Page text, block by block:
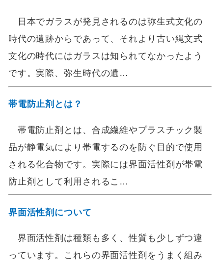
日本でガラスが発見されるのは弥生式文化の
時代の遺跡からであって、それより古い縄文式
文化の時代にはガラスは知られてなかったよう
です。実際、弥生時代の遺…
帯電防止剤とは？
帯電防止剤とは、合成繊維やプラスチック製
品が静電気により帯電するのを防ぐ目的で使用
される化合物です。実際には界面活性剤が帯電
防止剤として利用されるこ…
界面活性剤について
界面活性剤は種類も多く、性質も少しずつ違
っています。これらの界面活性剤をうまく組み